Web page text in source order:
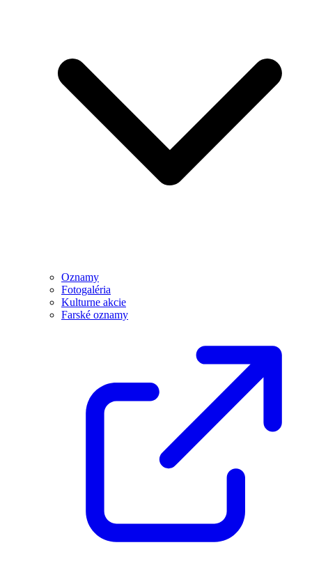
Oznamy
Fotogaléria
Kulturne akcie
Farské oznamy